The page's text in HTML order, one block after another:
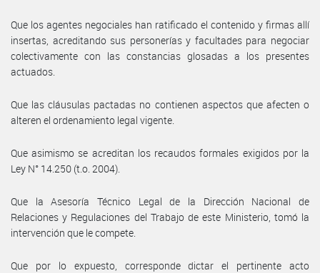
Que los agentes negociales han ratificado el contenido y firmas allí
insertas, acreditando sus personerías y facultades para negociar
colectivamente con las constancias glosadas a los presentes
actuados.
Que las cláusulas pactadas no contienen aspectos que afecten o
alteren el ordenamiento legal vigente.
Que asimismo se acreditan los recaudos formales exigidos por la
Ley N° 14.250 (t.o. 2004).
Que la Asesoría Técnico Legal de la Dirección Nacional de
Relaciones y Regulaciones del Trabajo de este Ministerio, tomó la
intervención que le compete.
Que por lo expuesto, corresponde dictar el pertinente acto